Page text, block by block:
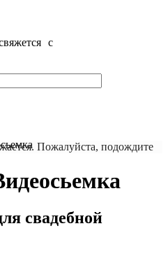
с
Пожалуйста, подождите
свадебной